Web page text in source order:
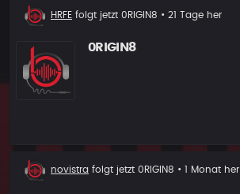
Neuer
Follower
HRFE folgt jetzt 0RIGIN8 • 21 Tage her
0RIGIN8
Neuer
novistra folgt jetzt 0RIGIN8 • 1 Monat her